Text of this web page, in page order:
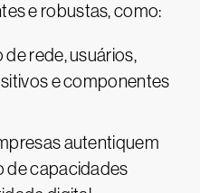
e robustas, como:
rede, usuários,
e componentes
autentiquem
de capacidades